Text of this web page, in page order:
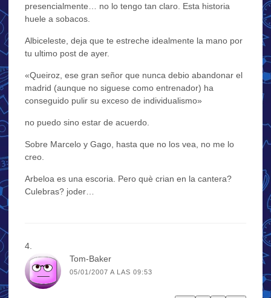
presencialmente… no lo tengo tan claro. Esta historia
huele a sobacos.
Albiceleste, deja que te estreche idealmente la mano por
tu ultimo post de ayer.
«Queiroz, ese gran señor que nunca debio abandonar el
madrid (aunque no siguese como entrenador) ha
conseguido pulir su exceso de individualismo»
no puedo sino estar de acuerdo.
Sobre Marcelo y Gago, hasta que no los vea, no me lo
creo.
Arbeloa es una escoria. Pero què crian en la cantera?
Culebras? joder…
Tom-Baker
05/01/2007 A LAS 09:53